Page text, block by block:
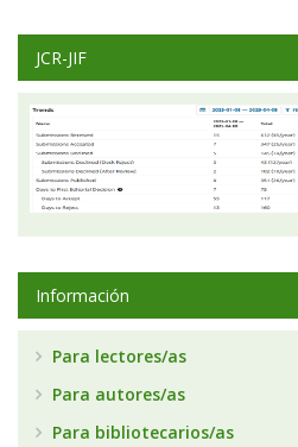
JCR-JIF
Información
Para lectores/as
Para autores/as
Para bibliotecarios/as